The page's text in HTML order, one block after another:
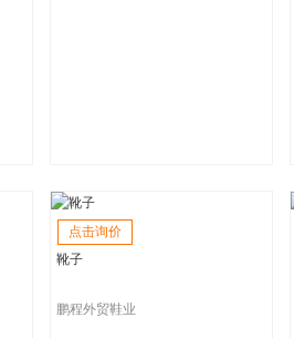
点击询价
靴子
鹏程外贸鞋业